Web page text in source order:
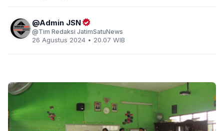
Admin JSN
Tim Redaksi JatimSatuNews
26 Agustus 2024 • 20.07 WIB